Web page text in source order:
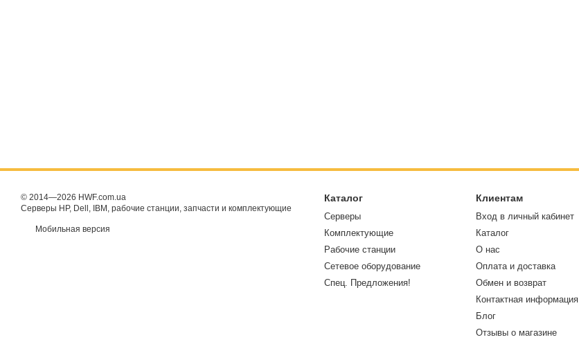
© 2014—2026 HWF.com.ua
Серверы HP, Dell, IBM, рабочие станции, запчасти и комплектующие
Мобильная версия
Каталог
Серверы
Комплектующие
Рабочие станции
Сетевое оборудование
Спец. Предложения!
Клиентам
Вход в личный кабинет
Каталог
О нас
Оплата и доставка
Обмен и возврат
Контактная информация
Блог
Отзывы о магазине